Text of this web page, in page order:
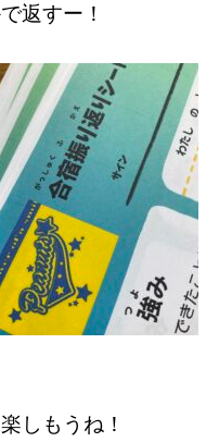
返すー！
しもうね！